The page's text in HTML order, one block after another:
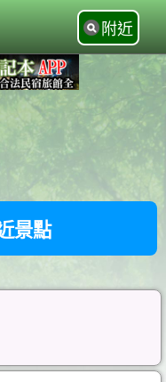
附近
景點